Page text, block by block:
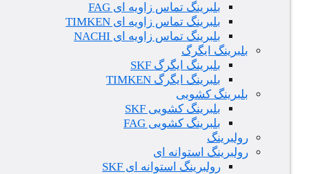
بلبرینگ تماس زاویه ای FAG
بلبرینگ تماس زاویه ای TIMKEN
بلبرینگ تماس زاویه ای NACHI
بلبرینگ ایگرگ
بلبرینگ ایگرگ SKF
بلبرینگ ایگرگ TIMKEN
بلبرینگ کشویی
بلبرینگ کشویی SKF
بلبرینگ کشویی FAG
رولبرینگ
رولبرینگ استوانه ای
رولبرینگ استوانه ای SKF